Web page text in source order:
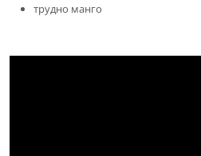
трудно манго